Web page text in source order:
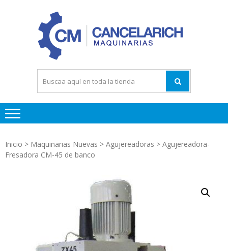
navegación
Inicio > Maquinarias Nuevas > Agujereadoras > Agujereadora-
Fresadora CM-45 de banco